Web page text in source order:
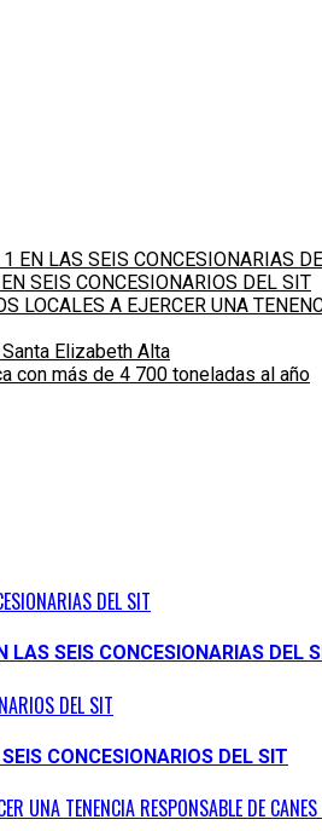
LAS SEIS CONCESIONARIAS
SEIS CONCESIONARIOS DEL SIT
LOCALES A EJERCER UNA
Elizabeth Alta
con más de 4 700 toneladas al año
DEL SIT
SEIS CONCESIONARIAS DEL
DEL SIT
CONCESIONARIOS DEL SIT
UNA TENENCIA RESPONSABLE DE